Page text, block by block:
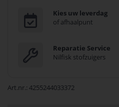
Kies uw leverdag
of afhaalpunt
Reparatie Service
Nilfisk stofzuigers
Art.nr. 4255244033372